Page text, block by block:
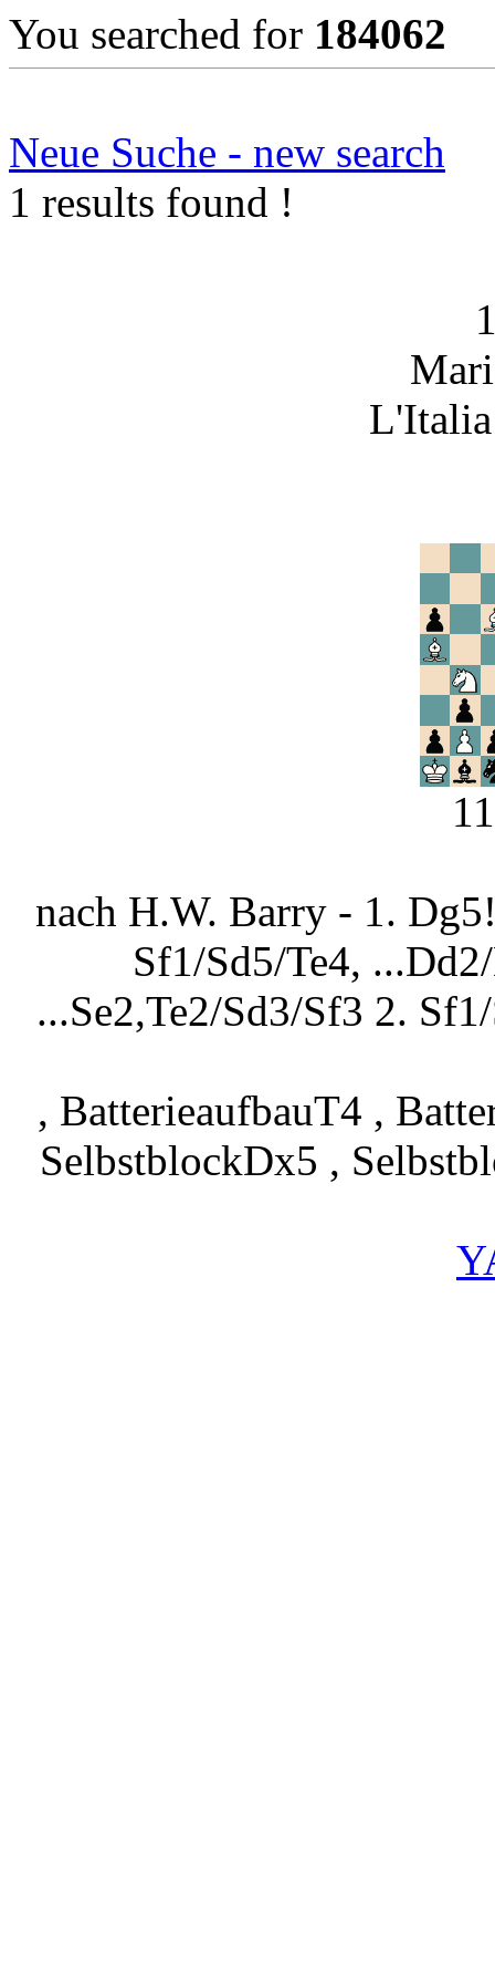
You searched for 184062
Neue Suche - new search
1 results found !
L'Italia
nach H.W. Barry - 1.
Sf1/Sd5/Te4,
...Se2,Te2/Sd3/Sf3 2.
, BatterieaufbauT4 ,
SelbstblockDx5 ,